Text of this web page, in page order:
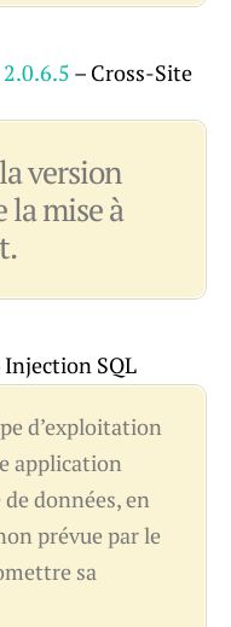
– Cross-Site
version
la mise à
Injection SQL
d’exploitation
application
données, en
prévue par le
sa